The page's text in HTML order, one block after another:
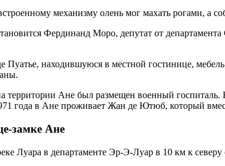
механизму олень мог махать рогами, а
Фердинанд Моро, депутат от
Пуатье, находившуюся в местной гостинице,
Ане был размещен военный
года в Ане проживает Жан де Ютюб, который
замке Ане
Луара в департаменте Эр-Э-Луар в 10 км к